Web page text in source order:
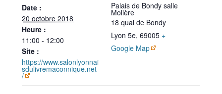
Date :
20 octobre 2018
Heure :
11:00 - 12:00
Site :
https://www.salonlyonnai
sdulivremaconnique.net
/
Palais de Bondy salle
Molière
18 quai de Bondy
Lyon 5e, 69005 +
Google Map